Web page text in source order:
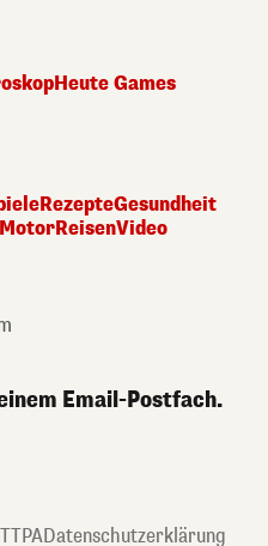
Heute Games
RezepteGesundheit
MotorReisenVideo
Email-Postfach.
TTPADatenschutzerklärung